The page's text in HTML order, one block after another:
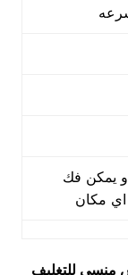
175 سم و يمكن فك
اي مكان
منسي للتغليف